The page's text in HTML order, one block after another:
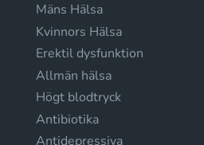
Mäns Hälsa
Kvinnors Hälsa
Erektil dysfunktion
Allmän hälsa
Högt blodtryck
Antibiotika
Antidepressiva